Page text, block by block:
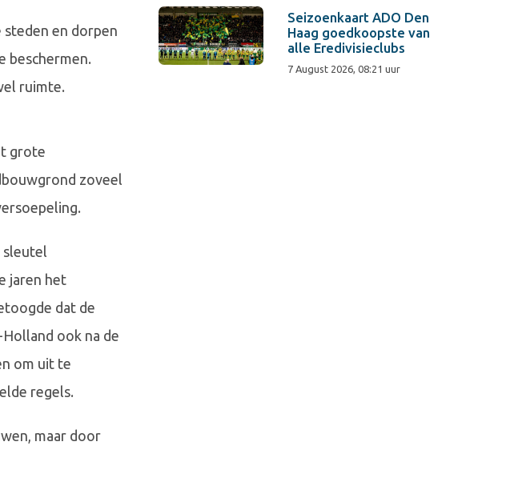
en dorpen
beschermen.
ruimte.
grote
zoveel
sleutel
jaren het
dat de
ook na de
om uit te
regels.
maar door
Seizoenkaart ADO Den
Haag goedkoopste van
alle Eredivisieclubs
7 August 2026, 08:21 uur